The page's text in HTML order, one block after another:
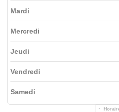
Mardi
Mercredi
Jeudi
Vendredi
Samedi